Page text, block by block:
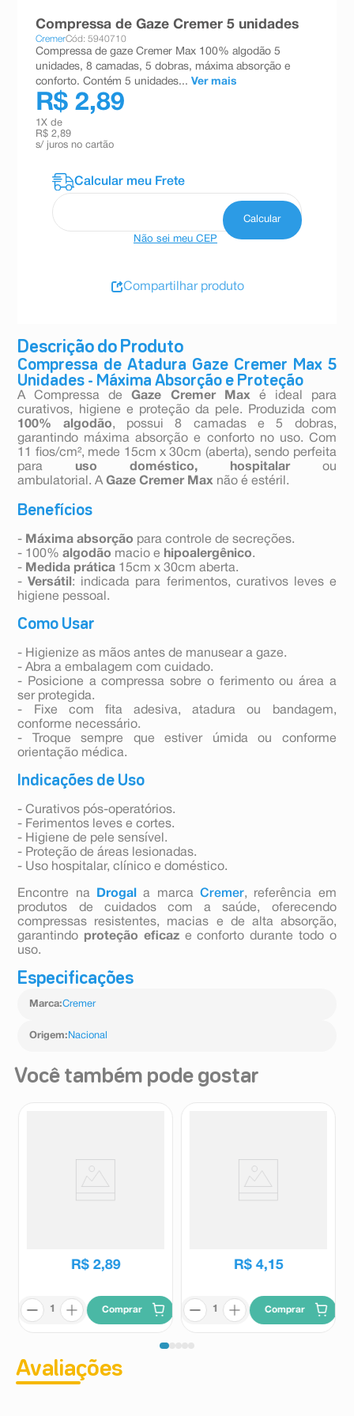
Descrição do Produto
Compressa de Atadura Gaze Cremer Max 5
Unidades - Máxima Absorção e Proteção
A Compressa deGaze Cremer Maxé ideal para
curativos, higiene e proteção da pele. Produzida com
100% algodão, possui 8 camadas e 5 dobras,
garantindo máxima absorção e conforto no uso. Com
11 fios/cm², mede 15cm x 30cm (aberta), sendo perfeita
para uso doméstico, hospitalarou
ambulatorial. AGaze Cremer Max não é estéril.
Benefícios
- Máxima absorção para controle de secreções.
- 100%algodão macio e hipoalergênico.
- Medida prática 15cm x 30cm aberta.
-Versátil : indicada para ferimentos, curativos leves e
higiene pessoal.
Como Usar
- Higienize as mãos antes de manusear a gaze.
- Abra a embalagem com cuidado.
- Posicione a compressa sobre o ferimento ou área a
ser protegida.
- Fixe com fita adesiva, atadura ou bandagem,
conforme necessário.
- Troque sempre que estiver úmida ou conforme
orientação médica.
Indicações de Uso
- Curativos pós-operatórios.
- Ferimentos leves e cortes.
- Higiene de pele sensível.
- Proteção de áreas lesionadas.
- Uso hospitalar, clínico e doméstico.
Encontre na Drogal a marca Cremer, referência em
produtos de cuidados com a saúde, oferecendo
compressas resistentes, macias e de alta absorção,
garantindo proteção eficaze conforto durante todo o
uso.
Especificações
Marca:Cremer
Origem: Nacional
Compressa de Gaze Cremer 5 unidades
CremerCód: 5940710
Compressa de gaze Cremer Max 100% algodão 5
unidades, 8 camadas, 5 dobras, máxima absorção e
conforto. Contém 5 unidades... Ver mais
R$ 2,89
1 X de
R$ 2,89
s/ juros no cartão
Não sei meu CEP
Compartilhar produto
Você também pode gostar
R$ 2,89
Comprar
R$ 4,15
Comprar
Avaliações
teste gravidez
esmalte
ºabsorvente